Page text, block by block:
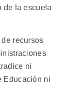
de la escuela
recursos
ni
Educación ni